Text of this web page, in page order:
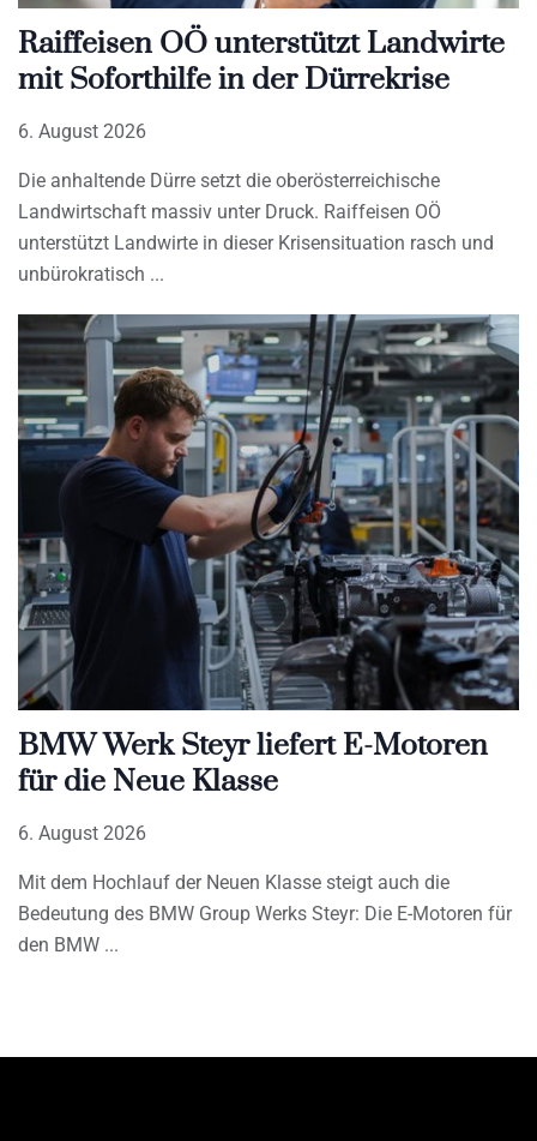
Raiffeisen OÖ unterstützt Landwirte
mit Soforthilfe in der Dürrekrise
6. August 2026
Die anhaltende Dürre setzt die oberösterreichische
Landwirtschaft massiv unter Druck. Raiffeisen OÖ
unterstützt Landwirte in dieser Krisensituation rasch und
unbürokratisch
BMW Werk Steyr liefert E-Motoren
für die Neue Klasse
6. August 2026
Mit dem Hochlauf der Neuen Klasse steigt auch die
Bedeutung des BMW Group Werks Steyr: Die E-Motoren für
den BMW